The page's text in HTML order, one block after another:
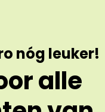
nóg leuker!
alle